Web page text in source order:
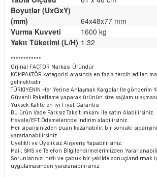
Boyutlar (UxGxY)
(mm)
64x48x77 mm
Vurma Kuvveti
1600 kg
Yakıt Tüketimi (L/H) 1.32
************
Orjinal FACTOR Markası Üründür
KOMPAKTÖR kategorisi arasında en fazla tercih edilen
gelmektedir
TÜRKİYENİN Her Yerine Anlaşmalı Kargolar İle gönderim
Güvenli Paketleme yaparak ürünün size sağlam
Yüksek Kalite en iyi Fiyat Garantisi
Bu ürün Vade Farksız Taksit İmkanı ile satın Alabilirsiniz.
Havale/EFT Ödemelerinde indirim alabilirsiniz
Her siparişinizden puan kazanabilir, bir sonraki
yararlanabilirsiniz.
Üyelikli ve Üyeliksiz Alışveriş Yapabilirsiniz.
Mail, SMS ve Telefon Bilgilendirmelerimizden
Sorunlarınızı hızlı ve çabuk bir şekilde sonuçlandırmak
uygulamasından yaralanabilirsiniz.